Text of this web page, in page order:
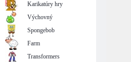
Karikatúry hry
Výchovný
Spongebob
Farm
Transformers